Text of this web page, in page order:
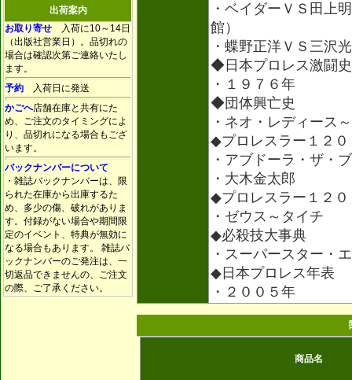
出荷案内
お取り寄せ 入荷に10～14日
（出版社営業日）。品切れの
場合は確認次第ご連絡いたし
ます。
予約 入荷日に発送
かごへ店舗在庫と共有にた
め、ご注文のタイミングによ
り、品切れになる場合もござ
います。
バックナンバーについて
・雑誌バックナンバーは、限
られた在庫から出庫するた
め、多少の傷、破れがありま
す。付録がない場合や期間限
定のイベント、特典が無効に
なる場合もあります。 雑誌バ
ックナンバーのご発注は、一
切返品できませんの、ご注文
の際、ご了承ください。
・ベイダーＶＳ田上
館）
・蝶野正洋ＶＳ三沢
◆日本プロレス激闘
・１９７６年
◆団体興亡史
・ネオ・レディース
◆プロレスラー１２
・アブドーラ・ザ・
・大木金太郎
◆プロレスラー１２０
・ゼウス～タイチ
◆必殺技大事典
・スーパースター・
◆日本プロレス年表
・２００５年
商品名